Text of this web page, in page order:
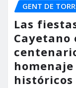
GENT DE
Las
Cayetano
históricos